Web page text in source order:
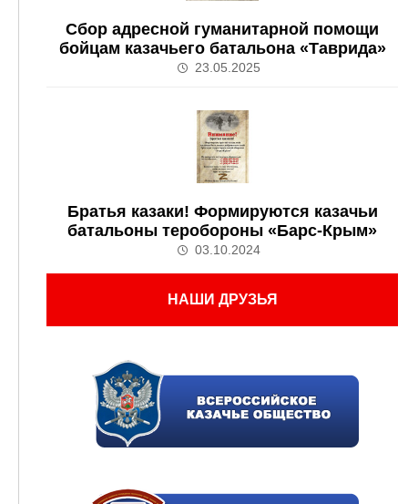
Сбор адресной гуманитарной помощи
бойцам казачьего батальона «Таврида»
23.05.2025
Братья казаки! Формируются казачьи
батальоны теробороны «Барс-Крым»
03.10.2024
НАШИ ДРУЗЬЯ